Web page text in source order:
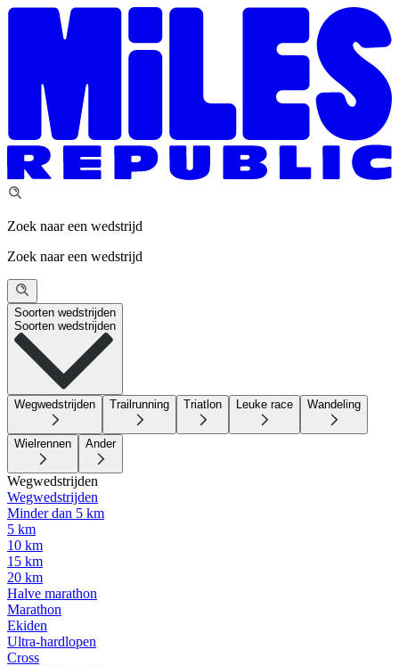
Zoek naar een wedstrijd
Zoek naar een wedstrijd
Soorten wedstrijden
Soorten wedstrijden
Wegwedstrijden Trailrunning Triatlon Leuke race Wandeling
Wielrennen Ander
Wegwedstrijden
Wegwedstrijden
Minder dan 5 km
5 km
10 km
15 km
20 km
Halve marathon
Marathon
Ekiden
Ultra-hardlopen
Cross